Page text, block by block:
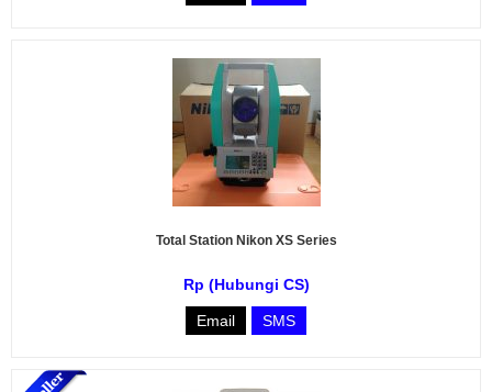
Total Station Nikon XS Series
Rp (Hubungi CS)
Email SMS